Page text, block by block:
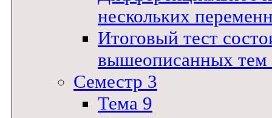
нескольких
Итоговый тест
вышеописанных
Семестр 3
Тема 9